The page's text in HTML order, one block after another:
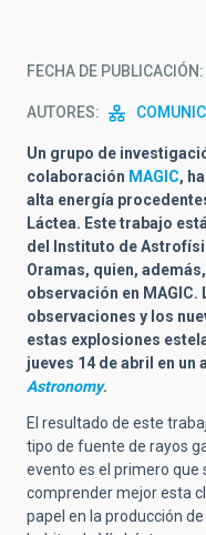
FECHA DE PUBLICACIÓN
AUTORES
Un grupo de
colaboración MAGIC,
alta energía
Láctea. Este trabajo
del Instituto de
Oramas, quien,
observación en
observaciones y los
estas explosiones
jueves 14 de abril en
Astronomy.
El resultado de este
tipo de fuente de rayos
evento es el primero que
comprender mejor esta
papel en la producción